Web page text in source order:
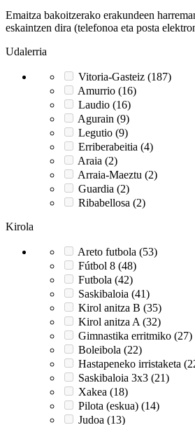
Emaitza bakoitzerako erakundeen
eskaintzen dira (telefonoa eta posta
Udalerria
Vitoria-Gasteiz (187)
Amurrio (16)
Laudio (16)
Agurain (9)
Legutio (9)
Erriberabeitia (4)
Araia (2)
Arraia-Maeztu (2)
Guardia (2)
Ribabellosa (2)
Kirola
Areto futbola (53)
Fútbol 8 (48)
Futbola (42)
Saskibaloia (41)
Kirol anitza B (35)
Kirol anitza A (32)
Gimnastika erritmiko (27)
Boleibola (22)
Hastapeneko irristaketa
Saskibaloia 3x3 (21)
Xakea (18)
Pilota (eskua) (14)
Judoa (13)